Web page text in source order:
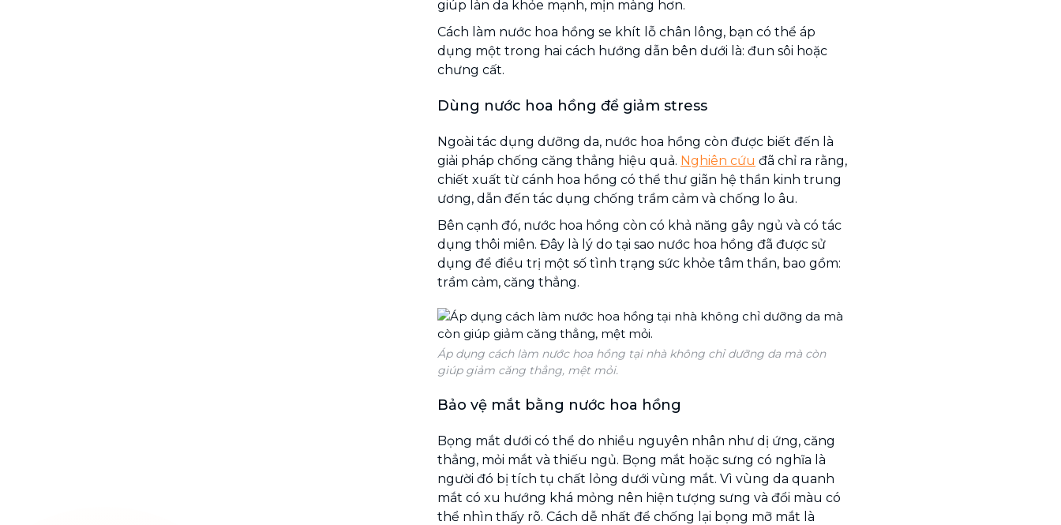
giúp làn da khỏe mạnh, mịn màng hơn.
Cách làm nước hoa hồng se khít lỗ chân lông, bạn có thể áp
dụng một trong hai cách hướng dẫn bên dưới là: đun sôi hoặc
chưng cất.
Dùng nước hoa hồng để giảm stress
Ngoài tác dụng dưỡng da, nước hoa hồng còn được biết đến là
giải pháp chống căng thẳng hiệu quả. Nghiên cứu đã chỉ ra rằng,
chiết xuất từ cánh hoa hồng có thể thư giãn hệ thần kinh trung
ương, dẫn đến tác dụng chống trầm cảm và chống lo âu.
Bên cạnh đó, nước hoa hồng còn có khả năng gây ngủ và có tác
dụng thôi miên. Đây là lý do tại sao nước hoa hồng đã được sử
dụng để điều trị một số tình trạng sức khỏe tâm thần, bao gồm:
trầm cảm, căng thẳng.
Áp dụng cách làm nước hoa hồng tại nhà không chỉ dưỡng da mà còn
giúp giảm căng thẳng, mệt mỏi.
Bảo vệ mắt bằng nước hoa hồng
Bọng mắt dưới có thể do nhiều nguyên nhân như dị ứng, căng
thẳng, mỏi mắt và thiếu ngủ. Bọng mắt hoặc sưng có nghĩa là
người đó bị tích tụ chất lỏng dưới vùng mắt. Vì vùng da quanh
mắt có xu hướng khá mỏng nên hiện tượng sưng và đổi màu có
thể nhìn thấy rõ. Cách dễ nhất để chống lại bọng mỡ mắt là